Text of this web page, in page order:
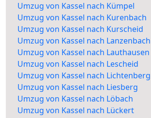
Umzug von Kassel nach Kümpel
Umzug von Kassel nach Kurenbach
Umzug von Kassel nach Kurscheid
Umzug von Kassel nach Lanzenbach
Umzug von Kassel nach Lauthausen
Umzug von Kassel nach Lescheid
Umzug von Kassel nach Lichtenberg
Umzug von Kassel nach Liesberg
Umzug von Kassel nach Löbach
Umzug von Kassel nach Lückert